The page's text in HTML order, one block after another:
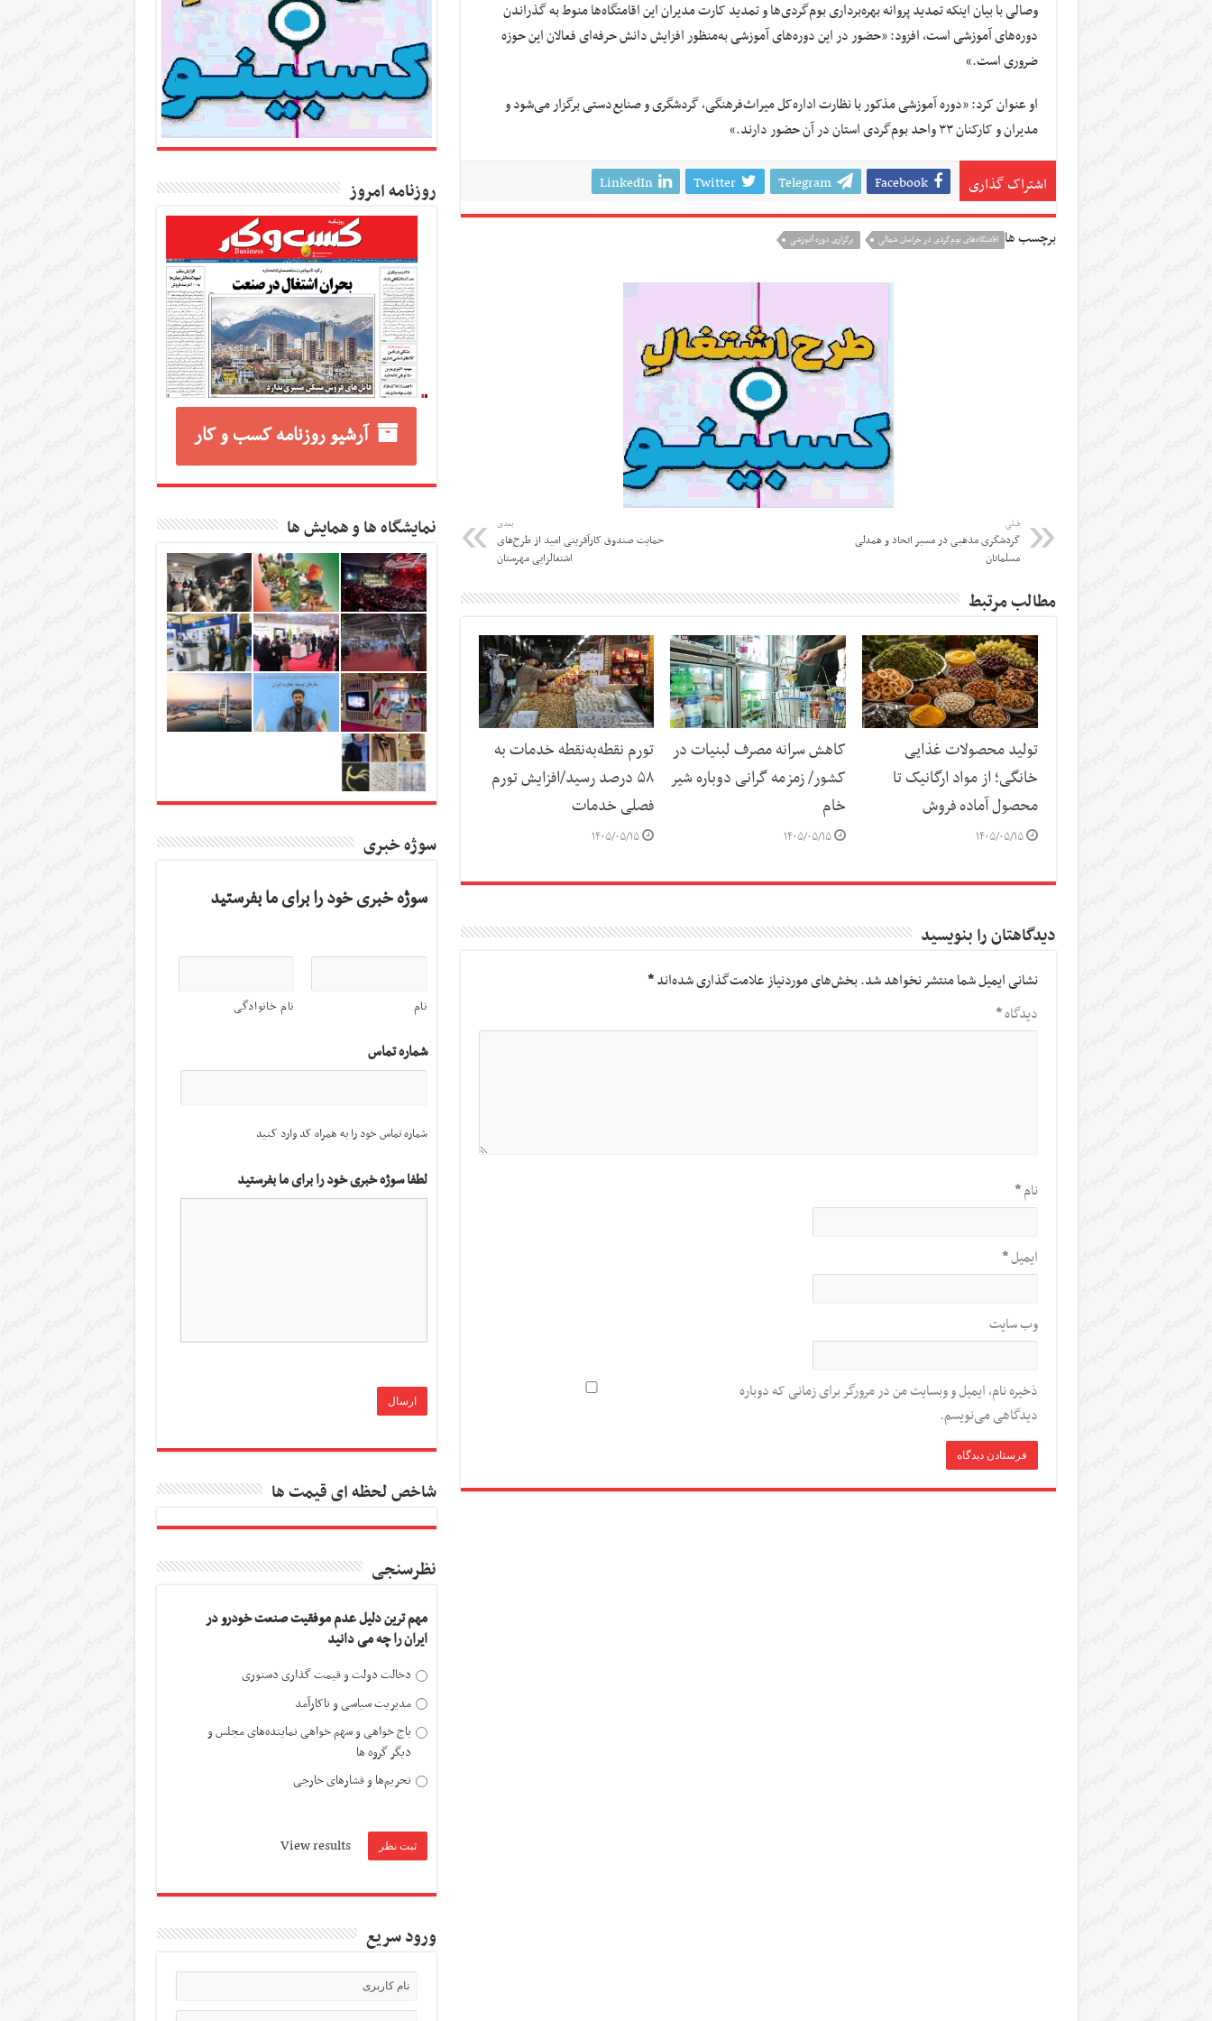
وصالی با بیان اینکه تمدید پروانه بهره‌برداری بوم‌گردی‌ها و تمدید کارت مدیران این اقامتگاه‌ها منوط به گذراندن
دوره‌های آموزشی است، افزود: «حضور در این دوره‌های آموزشی به‌منظور افزایش دانش حرفه‌ای فعالان این حوزه
ضروری است.»
او عنوان کرد: «دوره آموزشی مذکور با نظارت اداره‌کل میراث‌فرهنگی، گردشگری و صنایع‌دستی برگزار می‌شود و
مدیران و کارکنان ۳۳ واحد بوم‌گردی استان در آن حضور دارند.»
اشتراک گذاری Facebook
Telegram
Twitter
LinkedIn
برچسب ها اقامتگاه‌های بوم‌گردی در خراسان شمالی برگزاری دوره آموزشی
قبلی
گردشگری مذهبی در مسیر اتحاد و همدلی
مسلمانان
بعدی
حمایت صندوق کارآفرینی امید از طرح‌های
اشتغالزایی مهرستان
مطالب مرتبط
تولید محصولات غذایی
خانگی؛ از مواد ارگانیک تا
محصول آماده فروش
۱۴۰۵/۰۵/۱۵
کاهش سرانه مصرف لبنیات در
کشور/ زمزمه گرانی دوباره شیر
خام
۱۴۰۵/۰۵/۱۵
تورم نقطه‌به‌نقطه خدمات به
۵۸ درصد رسید/افزایش تورم
فصلی خدمات
۱۴۰۵/۰۵/۱۵
دیدگاهتان را بنویسید
نشانی ایمیل شما منتشر نخواهد شد.بخش‌های موردنیاز علامت‌گذاری شده‌اند*
دیدگاه*
نام*
ایمیل*
وب‌ سایت
ذخیره نام، ایمیل و وبسایت من در مرورگر برای زمانی که دوباره
دیدگاهی می‌نویسم.
روزنامه امروز
آرشیو روزنامه کسب و کار
نمایشگاه ها و همایش ها
سوژه خبری
سوژه خبری خود را برای ما بفرستید
نام نام خانوادگی
شماره تماس
شماره تماس خود را به همراه کد وارد کنید
لطفا سوژه خبری خود را برای ما بفرستید
شاخص لحظه ای قیمت ها
نظرسنجی
مهم ترین دلیل عدم موفقیت صنعت خودرو در
ایران را چه می دانید
دخالت دولت و قیمت گذاری دستوری
مدیریت سیاسی و ناکارآمد
باج خواهی و سهم خواهی نماینده‌های مجلس و
دیگر گروه ها
تحریم‌ها و فشارهای خارجی
View results
ورود سریع